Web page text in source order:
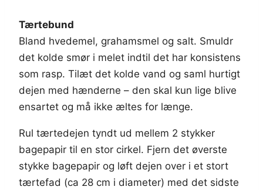
Tærtebund
Bland hvedemel, grahamsmel og salt. Smuldr
det kolde smør i melet indtil det har konsistens
som rasp. Tilæt det kolde vand og saml hurtigt
dejen med hænderne – den skal kun lige blive
ensartet og må ikke æltes for længe.
Rul tærtedejen tyndt ud mellem 2 stykker
bagepapir til en stor cirkel. Fjern det øverste
stykke bagepapir og løft dejen over i et stort
tærtefad (ca 28 cm i diameter) med det sidste